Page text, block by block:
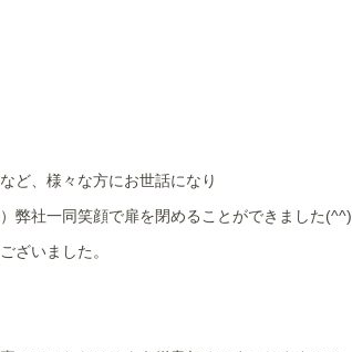
ど、様々な方にお世話になり
弊社一同笑顔で扉を閉めることができました(^^)
ざいました。